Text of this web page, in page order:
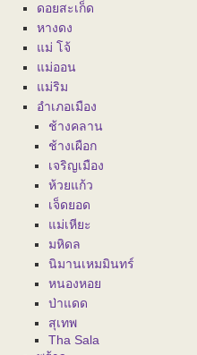
ดอยสะเก็ด
หางดง
แม่ โจ้
แม่ออน
แม่ริม
อำเภอเมือง
ช้างคลาน
ช้างเผือก
เจริญเมือง
ห้วยแก้ว
เจ็ดยอด
แม่เหียะ
มหิดล
นิมานเหมมินทร์
หนองหอย
ป่าแดด
สุเทพ
Tha Sala